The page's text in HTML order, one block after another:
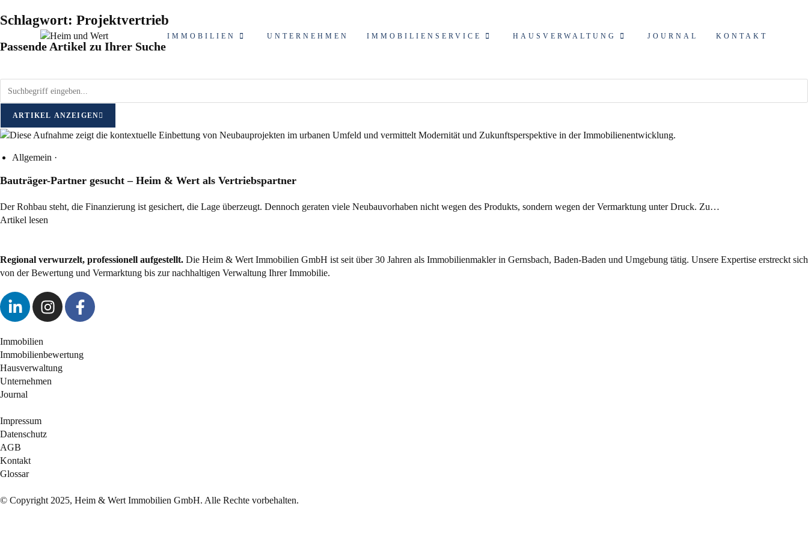
IMMOBILIEN UNTERNEHMEN IMMOBILIENSERVICE HAUSVERWALTUNG JOURNAL KONTAKT
Schlagwort: Projektvertrieb
Passende Artikel zu Ihrer Suche
ARTIKEL ANZEIGEN
Allgemein ·
Bauträger-Partner gesucht – Heim & Wert als Vertriebspartner
Der Rohbau steht, die Finanzierung ist gesichert, die Lage überzeugt. Dennoch geraten viele Neubauvorhaben nicht wegen des Produkts, sondern wegen der Vermarktung unter Druck. Zu…
Artikel lesen
Regional verwurzelt, professionell aufgestellt. Die Heim & Wert Immobilien GmbH ist seit über 30 Jahren als Immobilienmaklerin Gernsbach, Baden-Baden und Umgebung tätig. Unsere Expertise erstreckt sich
von der Bewertung und Vermarktung bis zur nachhaltigen Verwaltung Ihrer Immobilie.
Immobilien
Immobilienbewertung
Hausverwaltung
Unternehmen
Journal
Impressum
Datenschutz
AGB
Kontakt
Glossar
© Copyright 2025, Heim & Wert Immobilien GmbH. Alle Rechte vorbehalten.